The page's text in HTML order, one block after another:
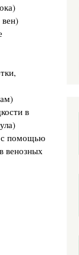
в
с помощью
венозных